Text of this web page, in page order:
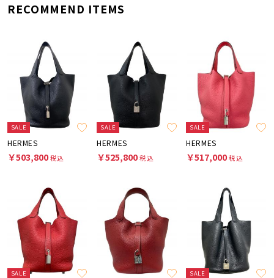
RECOMMEND ITEMS
SALE
HERMES
￥503,800税込
SALE
HERMES
￥525,800税込
SALE
HERMES
￥517,000税込
SALE SALE